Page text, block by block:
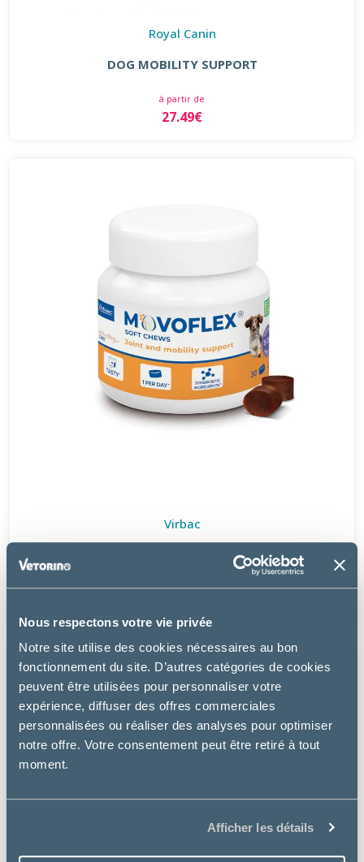
Nous respectons votre vie privée
Notre site utilise des cookies nécessaires au bon
fonctionnement du site. D’autres catégories de cookies
peuvent être utilisées pour personnaliser votre
expérience, diffuser des offres commerciales
personnalisées ou réaliser des analyses pour optimiser
notre offre. Votre consentement peut être retiré à tout
moment.
Afficher les détails
Royal Canin
DOG MOBILITY SUPPORT
à partir de
27.49€
Virbac
MOVOFLEX COMPLÈMENT SOUTIEN ARTICULAIRE M -